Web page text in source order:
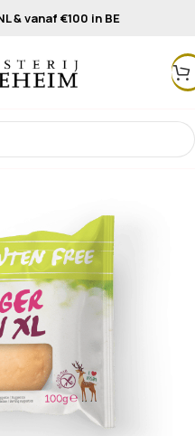
& vanaf €100 in BE